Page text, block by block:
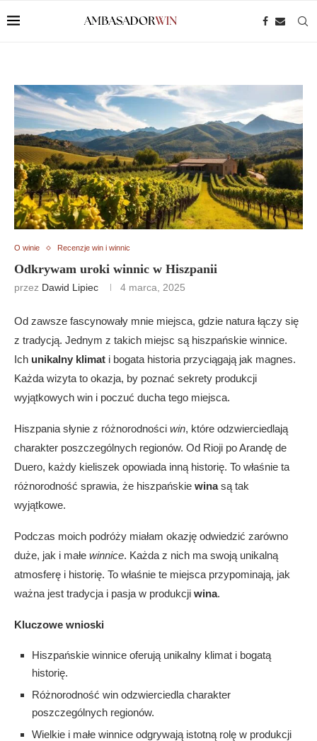
O winie Recenzje win i winnic
Odkrywam uroki winnic w Hiszpanii
przez Dawid Lipiec 4 marca, 2025
Od zawsze fascynowały mnie miejsca, gdzie natura łączy się
z tradycją. Jednym z takich miejsc są hiszpańskie winnice.
Ich unikalny klimat i bogata historia przyciągają jak magnes.
Każda wizyta to okazja, by poznać sekrety produkcji
wyjątkowych win i poczuć ducha tego miejsca.
Hiszpania słynie z różnorodności win, które odzwierciedlają
charakter poszczególnych regionów. Od Rioji po Arandę de
Duero, każdy kieliszek opowiada inną historię. To właśnie ta
różnorodność sprawia, że hiszpańskie winasą tak
wyjątkowe.
Podczas moich podróży miałam okazję odwiedzić zarówno
duże, jak i małe winnice. Każda z nich ma swoją unikalną
atmosferę i historię. To właśnie te miejsca przypominają, jak
ważna jest tradycja i pasja w produkcji wina.
Kluczowe wnioski
Hiszpańskie winnice oferują unikalny klimat i bogatą
historię.
Różnorodność win odzwierciedla charakter
poszczególnych regionów.
Wielkie i małe winnice odgrywają istotną rolę w produkcji